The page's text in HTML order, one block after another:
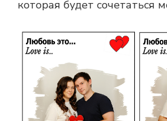
которая будет сочетаться